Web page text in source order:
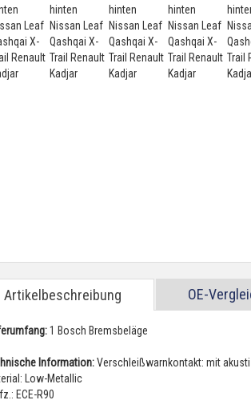
Artikelbeschreibung OE-
1 Bosch Bremsbeläge
Information:Verschleißwarnkontakt: mit
Low-Metallic
ECE-R90